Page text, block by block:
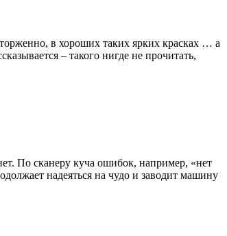
в хороших таких ярких красках … а
– такого нигде не прочитать,
По сканеру куча ошибок, например, «нет
надеяться на чудо и заводит машину